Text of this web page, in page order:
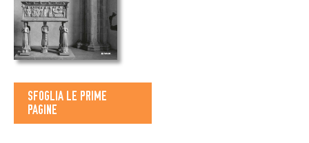
SFOGLIA LE PRIME
PAGINE